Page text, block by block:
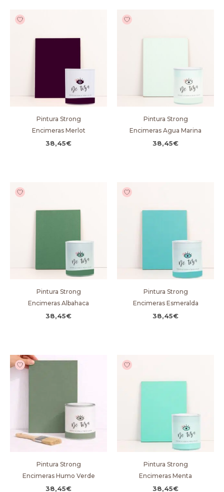
Pintura Strong
Encimeras Merlot
38,45€
Pintura Strong
Encimeras Agua Marina
38,45€
Pintura Strong
Encimeras Albahaca
38,45€
Pintura Strong
Encimeras Esmeralda
38,45€
Pintura Strong
Encimeras Humo Verde
38,45€
Pintura Strong
Encimeras Menta
38,45€